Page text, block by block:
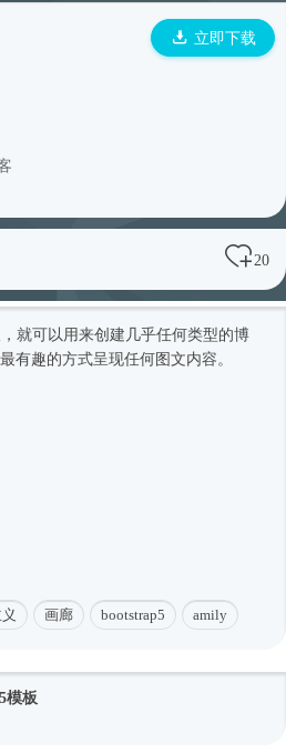
立即下载
20
就可以用来创建几乎任何类型的博
有趣的方式呈现任何图文内容。
画廊 bootstrap5 amily
模板